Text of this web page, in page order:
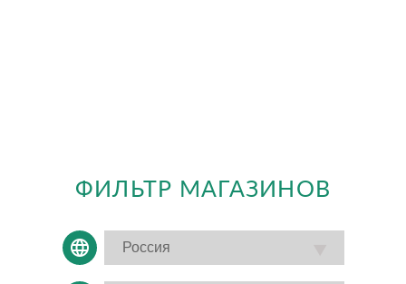
ФИЛЬТР МАГАЗИНОВ